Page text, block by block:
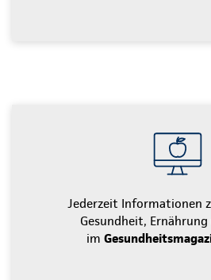
Jederzeit Informationen
Gesundheit,
im